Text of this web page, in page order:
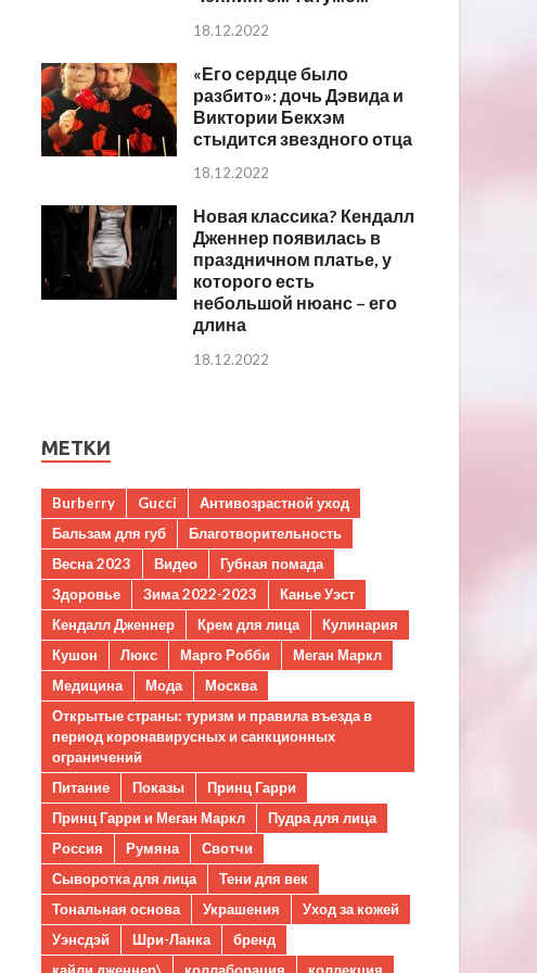
18.12.2022
«Его сердце было
разбито»: дочь Дэвида и
Виктории Бекхэм
стыдится звездного отца
18.12.2022
Новая классика? Кендалл
Дженнер появилась в
праздничном платье, у
которого есть
небольшой нюанс – его
длина
18.12.2022
МЕТКИ
Burberry Gucci
Антивозрастной уход
Бальзам для губ
Благотворительность
Весна 2023
Видео
Губная помада
Здоровье
Зима 2022-2023
Канье Уэст
Кендалл Дженнер
Крем для лица
Кулинария
Кушон
Люкс Марго Робби
Меган Маркл
Медицина
Мода
Москва
Открытые страны: туризм и правила въезда в
период коронавирусных и санкционных
ограничений
Питание
Показы
Принц Гарри
Принц Гарри и Меган Маркл
Пудра для лица
Россия
Румяна
Свотчи
Сыворотка для лица
Тени для век
Тональная основа
Украшения
Уход за кожей
Уэнсдэй
Шри-Ланка
бренд